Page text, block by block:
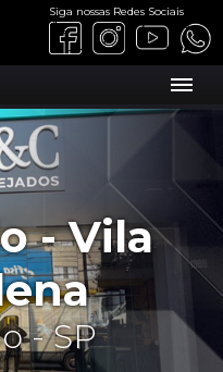
Siga nossas Redes Sociais
- Vila
- SP